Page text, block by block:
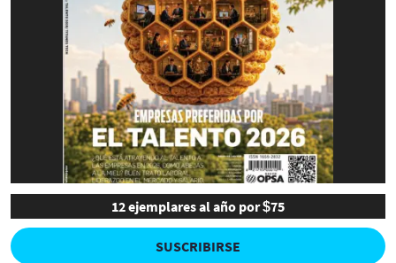
12 ejemplares al año por $75
SUSCRIBIRSE